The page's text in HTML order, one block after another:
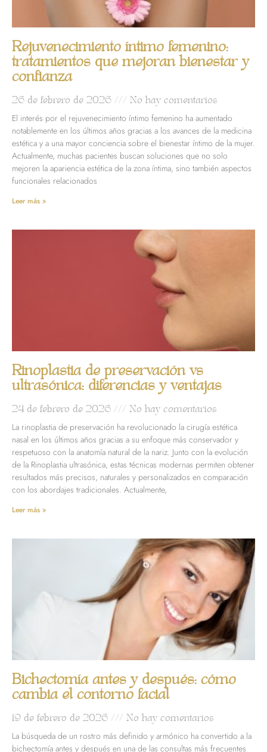
Rejuvenecimiento íntimo femenino:
tratamientos que mejoran bienestar y
confianza
26 de febrero de 2026 No hay comentarios
El interés por el rejuvenecimiento íntimo femenino ha aumentado
notablemente en los últimos años gracias a los avances de la medicina
estética y a una mayor conciencia sobre el bienestar íntimo de la mujer.
Actualmente, muchas pacientes buscan soluciones que no solo
mejoren la apariencia estética de la zona íntima, sino también aspectos
funcionales relacionados
Leer más »
Rinoplastia de preservación vs
ultrasónica: diferencias y ventajas
24 de febrero de 2026 No hay comentarios
La rinoplastia de preservación ha revolucionado la cirugía estética
nasal en los últimos años gracias a su enfoque más conservador y
respetuoso con la anatomía natural de la nariz. Junto con la evolución
de la Rinoplastia ultrasónica, estas técnicas modernas permiten obtener
resultados más precisos, naturales y personalizados en comparación
con los abordajes tradicionales. Actualmente,
Leer más »
Bichectomía antes y después: cómo
cambia el contorno facial
19 de febrero de 2026 No hay comentarios
La búsqueda de un rostro más definido y armónico ha convertido a la
bichectomía antes y después en una de las consultas más frecuentes